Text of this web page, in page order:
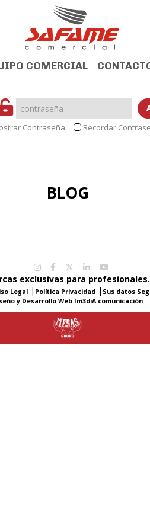
COMERCIAL
Contraseña Recordar
BLOG
exclusivas para
Legal| Política Privacidad| Sus datos
y Desarrollo Web Im3diA comunicación